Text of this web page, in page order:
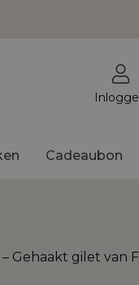
Cadeaubon
– Gehaakt gilet